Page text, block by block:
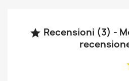
 Recensioni (3) -